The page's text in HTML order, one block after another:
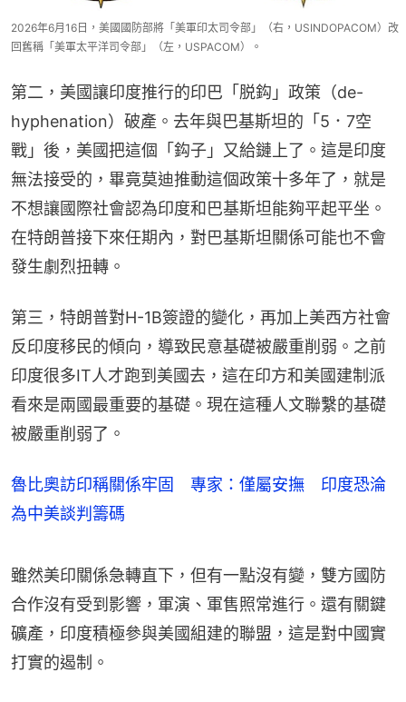
2026年6月16日，美國國防部將「美軍印太司令部」（右，USINDOPACOM）改
回舊稱「美軍太平洋司令部」（左，USPACOM）。
第二，美國讓印度推行的印巴「脱鈎」政策（de-
hyphenation）破產。去年與巴基斯坦的「5．7空
戰」後，美國把這個「鈎子」又給鏈上了。這是印度
無法接受的，畢竟莫迪推動這個政策十多年了，就是
不想讓國際社會認為印度和巴基斯坦能夠平起平坐。
在特朗普接下來任期內，對巴基斯坦關係可能也不會
發生劇烈扭轉。
第三，特朗普對H-1B簽證的變化，再加上美西方社會
反印度移民的傾向，導致民意基礎被嚴重削弱。之前
印度很多IT人才跑到美國去，這在印方和美國建制派
看來是兩國最重要的基礎。現在這種人文聯繫的基礎
被嚴重削弱了。
魯比奧訪印稱關係牢固 專家：僅屬安撫 印度恐淪
為中美談判籌碼
雖然美印關係急轉直下，但有一點沒有變，雙方國防
合作沒有受到影響，軍演、軍售照常進行。還有關鍵
礦產，印度積極參與美國組建的聯盟，這是對中國實
打實的遏制。